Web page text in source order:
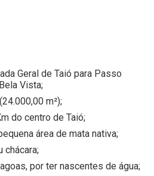
Geral de Taió para Passo
Vista;
m²);
do centro de Taió;
área de mata nativa;
chácara;
por ter nascentes de água;